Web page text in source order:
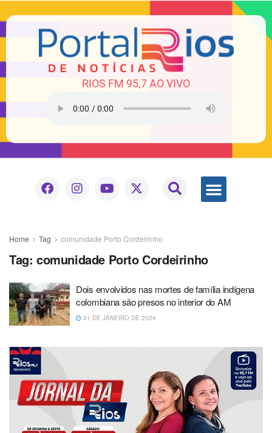
RIOS FM 95,7 AO VIVO
Home Tag comunidade Porto Cordeirinho
Tag: comunidade Porto Cordeirinho
Dois envolvidos nas mortes de família indígena
colombiana são presos no interior do AM
31 DE JANEIRO DE 2024